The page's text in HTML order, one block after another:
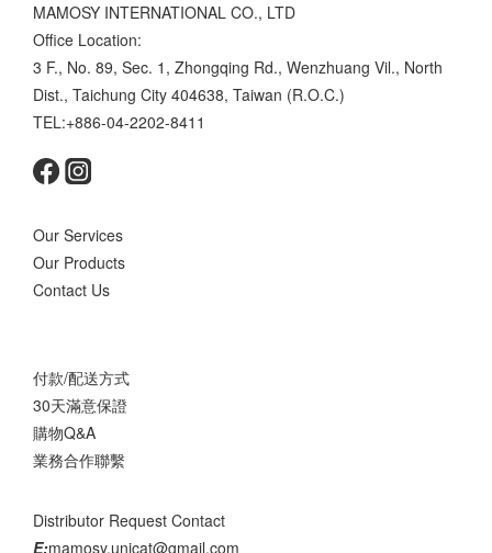
MAMOSY INTERNATIONAL CO., LTD
Office Location:
3 F., No. 89, Sec. 1, Zhongqing Rd., Wenzhuang Vil., North
Dist., Taichung City 404638, Taiwan (R.O.C.)
TEL:+886-04-2202-8411
Our Services
Our Products
Contact Us
付款/配送方式
30天滿意保證
購物Q&A
業務合作聯繫
Distributor Request Contact
E:mamosy.unicat@gmail.com